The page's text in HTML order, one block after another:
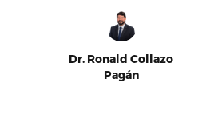
Dr. Ronald Collazo
Pagán